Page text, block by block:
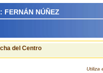
FERNÁN NÚÑEZ
del Centro
Utiliza